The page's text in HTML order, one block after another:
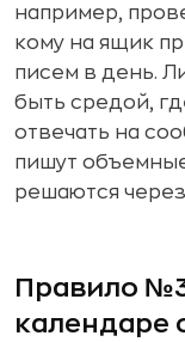
например,
кому на ящик
писем в день.
быть средой,
отвечать на
пишут
решаются через
Правило
календаре